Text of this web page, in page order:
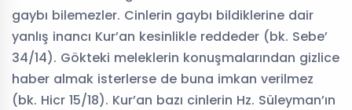
gaybı bilemezler. Cinlerin gaybı bildiklerine dair
yanlış inancı Kur’an kesinlikle reddeder (bk. Sebe’
34/14). Gökteki meleklerin konuşmalarından gizlice
haber almak isterlerse de buna imkan verilmez
(bk. Hicr 15/18). Kur’an bazı cinlerin Hz. Süleyman’ın